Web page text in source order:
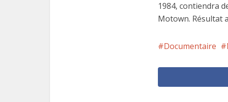
1984, contiendra
Motown. Résultat
Documentaire